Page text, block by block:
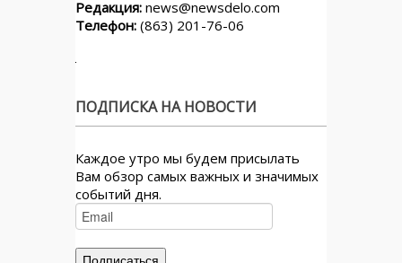
Редакция: news@newsdelo.com
Телефон: (863) 201-76-06
ПОДПИСКА НА НОВОСТИ
Каждое утро мы будем присылать
Вам обзор самых важных и значимых
событий дня.